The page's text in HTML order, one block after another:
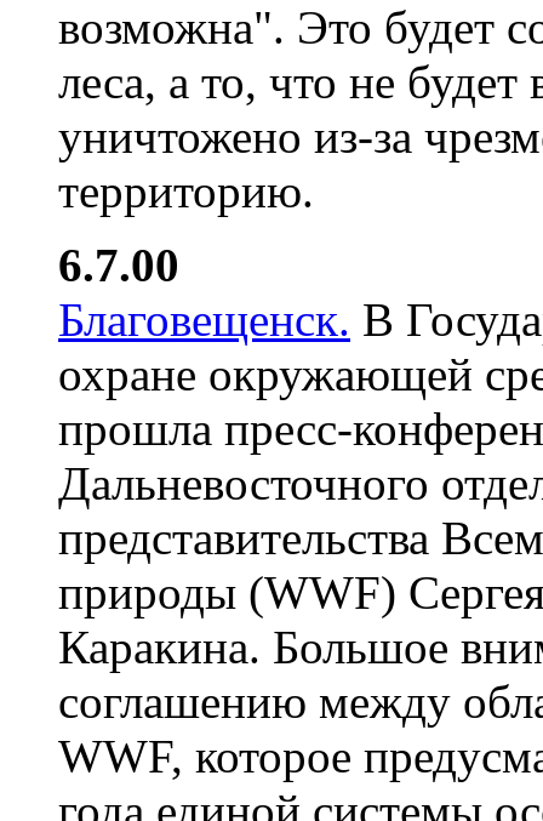
возможна". Это будет
леса, а то, что не
уничтожено из-за
территорию.
6.7.00
Благовещенск. В
охране окружающей
прошла пресс-
Дальневосточного
представительства
природы (WWF)
Каракина. Большое
соглашению между
WWF, которое